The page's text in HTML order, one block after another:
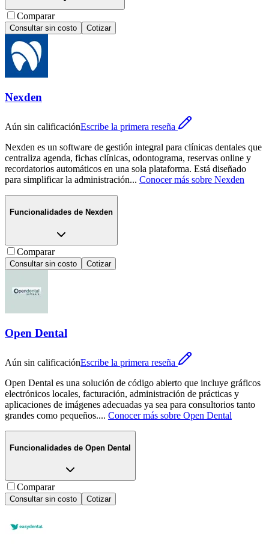
Comparar
Consultar sin costo Cotizar
Nexden
Aún sin calificaciónEscribe la primera reseña
Nexden es un software de gestión integral para clínicas dentales que
centraliza agenda, fichas clínicas, odontograma, reservas online y
recordatorios automáticos en una sola plataforma. Está diseñado
para simplificar la administración... Conocer más sobre Nexden
Funcionalidades de Nexden
Comparar
Consultar sin costo Cotizar
Open Dental
Aún sin calificaciónEscribe la primera reseña
Open Dental es una solución de código abierto que incluye gráficos
electrónicos locales, facturación, administración de prácticas y
aplicaciones de imágenes adecuadas ya sea para consultorios tanto
grandes como pequeños.... Conocer más sobre Open Dental
Funcionalidades de Open Dental
Comparar
Consultar sin costo Cotizar